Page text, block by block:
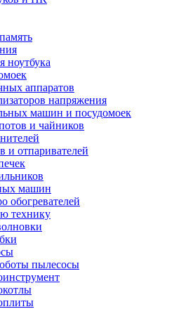
ноутбука
аппаратов
напряжения
машин и посудомоек
и чайников
и отпаривателей
машин
обогревателей
технику
пылесосы